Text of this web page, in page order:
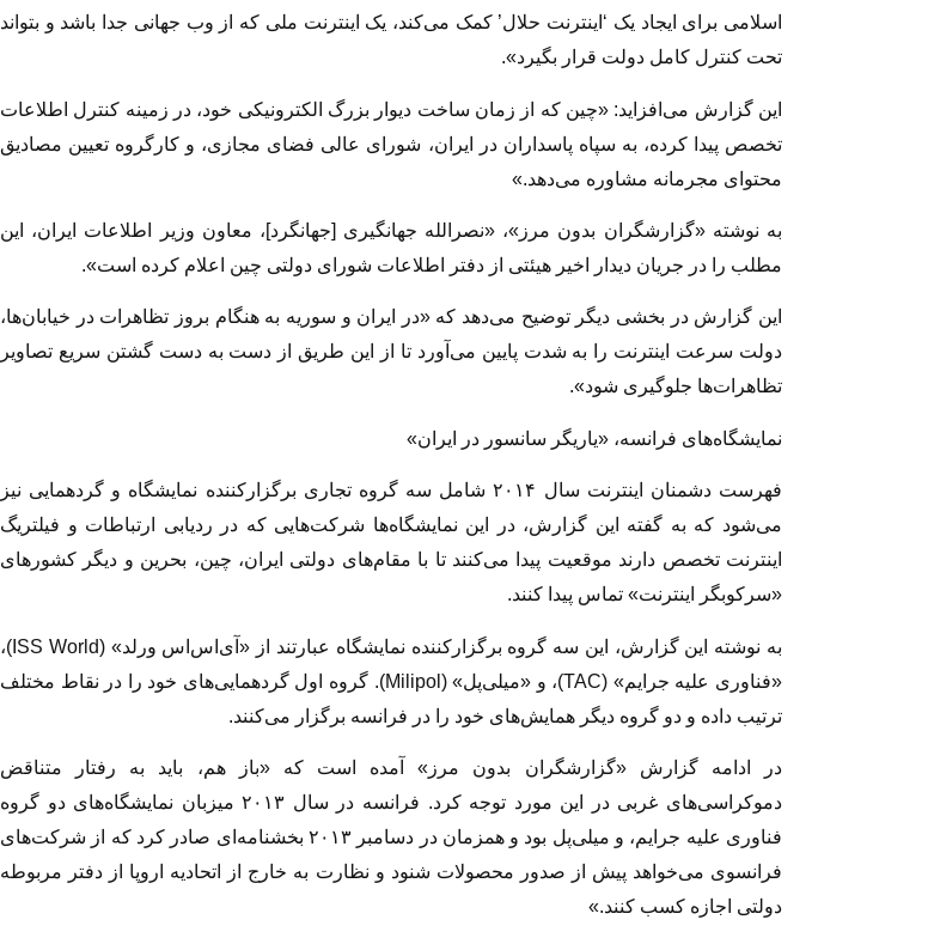
اسلامی برای ایجاد یک ‘اینترنت حلال’ کمک می‌کند، یک اینترنت ملی که از وب جهانی جدا باشد و بتواند
تحت کنترل کامل دولت قرار بگیرد».
این گزارش می‌افزاید: «چین که از زمان ساخت دیوار بزرگ الکترونیکی خود، در زمینه کنترل اطلاعات
تخصص پیدا کرده، به سپاه پاسداران در ایران، شورای عالی فضای مجازی، و کارگروه تعیین مصادیق
محتوای مجرمانه مشاوره می‌دهد.»
به نوشته «گزارشگران بدون مرز»، «نصرالله جهانگیری [جهانگرد]، معاون وزیر اطلاعات ایران، این
مطلب را در جریان دیدار اخیر هیئتی از دفتر اطلاعات شورای دولتی چین اعلام کرده‌ است».
این گزارش در بخشی دیگر توضیح می‌دهد که «در ایران و سوریه به هنگام بروز تظاهرات در خیابان‌ها،
دولت سرعت اینترنت را به شدت پایین می‌آورد تا از این طریق از دست به دست گشتن سریع تصاویر
تظاهرات‌ها جلوگیری شود».
نمایشگاه‌های فرانسه، «یاریگر سانسور در ایران»
فهرست دشمنان اینترنت سال ۲۰۱۴ شامل سه گروه تجاری برگزارکننده نمایشگاه و گردهمایی نیز
می‌شود که به گفته این گزارش، در این نمایشگاه‌ها شرکت‌هایی که در ردیابی ارتباطات و فیلتریگ
اینترنت تخصص دارند موقعیت پیدا می‌کنند تا با مقام‌های دولتی ایران، چین، بحرین و دیگر کشورهای
«سرکوبگر اینترنت» تماس پیدا کنند.
به نوشته این گزارش، این سه گروه برگزارکننده نمایشگاه عبارتند از «آی‌اس‌اس ورلد» (ISS World)،
«فناوری علیه جرایم» (TAC)، و «میلی‌پل» (Milipol). گروه اول گردهمایی‌های خود را در نقاط مختلف
ترتیب داده و دو گروه دیگر همایش‌های خود را در فرانسه برگزار می‌کنند.
در ادامه گزارش «گزارشگران بدون مرز» آمده‌ است که «باز هم، باید به رفتار متناقض
دموکراسی‌های غربی در این مورد توجه کرد. فرانسه در سال ۲۰۱۳ میزبان نمایشگاه‌های دو گروه
فناوری علیه جرایم، و میلی‌پل بود و همزمان در دسامبر ۲۰۱۳ بخشنامه‌ای صادر کرد که از شرکت‌های
فرانسوی می‌خواهد پیش از صدور محصولات شنود و نظارت به خارج از اتحادیه اروپا از دفتر مربوطه
دولتی اجازه کسب کنند.»